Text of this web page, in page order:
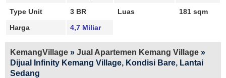
Type Unit
3 BR Luas
181 sqm
Harga
4,7 Miliar
KemangVillage » Jual Apartemen Kemang Village »
Dijual Infinity Kemang Village, Kondisi Bare, Lantai
Sedang